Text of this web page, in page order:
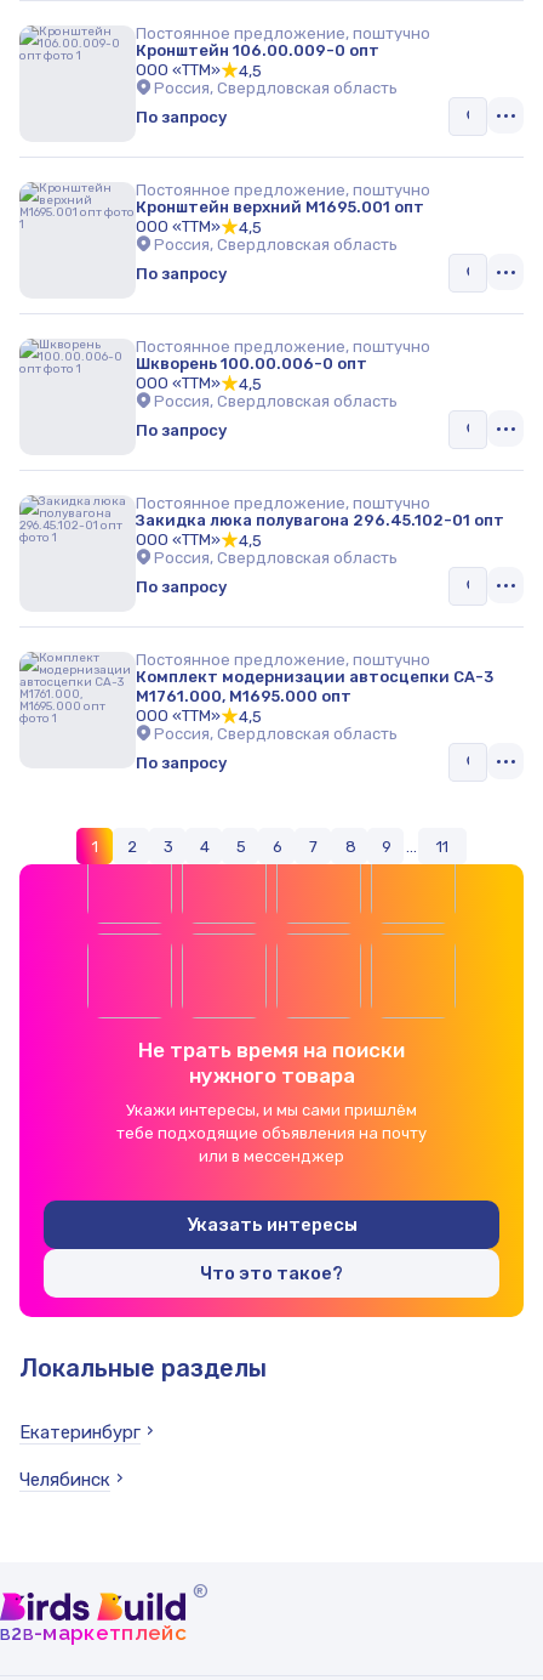
Постоянное предложение, поштучно
Кронштейн 106.00.009-0 опт
ООО «ТТМ»
4,5
Россия, Свердловская область
По запросу
Постоянное предложение, поштучно
Кронштейн верхний М1695.001 опт
ООО «ТТМ»
4,5
Россия, Свердловская область
По запросу
Постоянное предложение, поштучно
Шкворень 100.00.006-0 опт
ООО «ТТМ»
4,5
Россия, Свердловская область
По запросу
Постоянное предложение, поштучно
Закидка люка полувагона 296.45.102-01 опт
ООО «ТТМ»
4,5
Россия, Свердловская область
По запросу
Постоянное предложение, поштучно
Комплект модернизации автосцепки СА-3
М1761.000, М1695.000 опт
ООО «ТТМ»
4,5
Россия, Свердловская область
По запросу
1 2 3 4 5 6 7 8 9 11
Не трать время на поиски
нужного товара
Укажи интересы, и мы сами пришлём
тебе подходящие объявления на почту
или в мессенджер
Указать интересы
Что это такое?
Локальные разделы
Екатеринбург
Челябинск
®
b2b-маркетплейс